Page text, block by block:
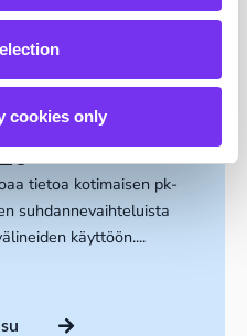
cookies only
tietoa kotimaisen pk-
suhdannevaihteluista
käyttöön....